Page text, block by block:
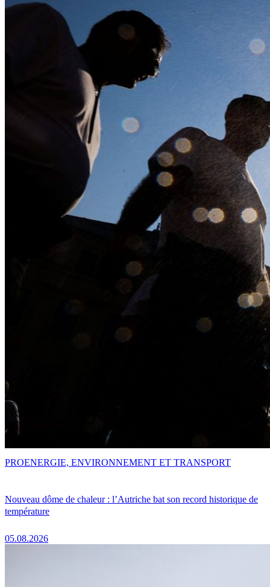
Nouveau dôme de chaleur : l’Autriche bat son record historique de
température
05.08.2026
PROENERGIE, ENVIRONNEMENT ET TRANSPORT